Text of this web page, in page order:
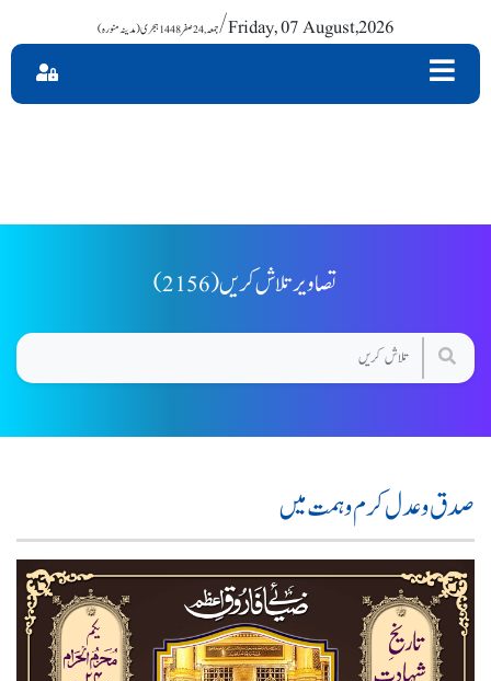
جمعہ , 24 صفر 1448 ہجری (مدینہ منورہ)/ Friday, 07 August,2026
(2156) تصاویر تلاش کریں
صدق و عدل کرم و ہمت میں